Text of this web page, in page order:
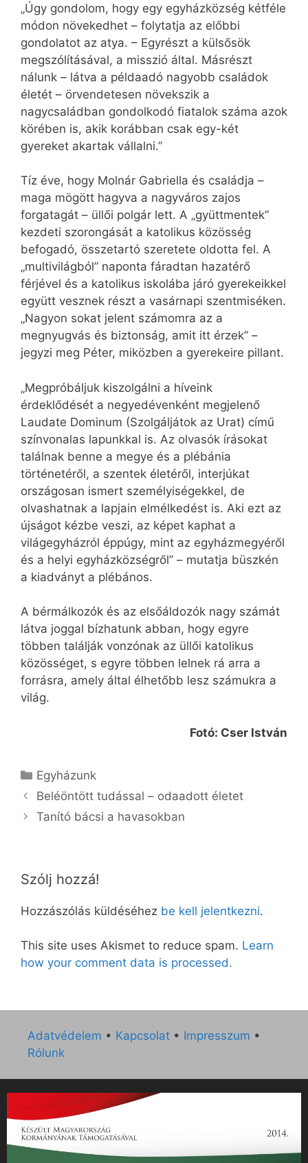
„Úgy gondolom, hogy egy egyházközség kétféle
módon növekedhet – folytatja az előbbi
gondolatot az atya. – Egyrészt a külsősök
megszólításával, a misszió által. Másrészt
nálunk – látva a példaadó nagyobb családok
életét – örvendetesen növekszik a
nagycsaládban gondolkodó fiatalok száma azok
körében is, akik korábban csak egy-két
gyereket akartak vállalni.”
Tíz éve, hogy Molnár Gabriella és családja –
maga mögött hagyva a nagyváros zajos
forgatagát – üllői polgár lett. A „gyüttmentek”
kezdeti szorongását a katolikus közösség
befogadó, összetartó szeretete oldotta fel. A
„multivilágból” naponta fáradtan hazatérő
férjével és a katolikus iskolába járó gyerekeikkel
együtt vesznek részt a vasárnapi szentmiséken.
„Nagyon sokat jelent számomra az a
megnyugvás és biztonság, amit itt érzek” –
jegyzi meg Péter, miközben a gyerekeire pillant.
„Megpróbáljuk kiszolgálni a híveink
érdeklődését a negyedévenként megjelenő
Laudate Dominum (Szolgáljátok az Urat) című
színvonalas lapunkkal is. Az olvasók írásokat
találnak benne a megye és a plébánia
történetéről, a szentek életéről, interjúkat
országosan ismert személyiségekkel, de
olvashatnak a lapjain elmélkedést is. Aki ezt az
újságot kézbe veszi, az képet kaphat a
világegyházról éppúgy, mint az egyházmegyéről
és a helyi egyházközségről” – mutatja büszkén
a kiadványt a plébános.
A bérmálkozók és az elsőáldozók nagy számát
látva joggal bízhatunk abban, hogy egyre
többen találják vonzónak az üllői katolikus
közösséget, s egyre többen lelnek rá arra a
forrásra, amely által élhetőbb lesz számukra a
világ.
Fotó: Cser István
Kategória
Egyházunk
Beléöntött tudással – odaadott életet
Tanító bácsi a havasokban
Szólj hozzá!
Hozzászólás küldéséhez be kell jelentkezni.
This site uses Akismet to reduce spam. Learn
how your comment data is processed.
Adatvédelem • Kapcsolat • Impresszum •
Rólunk